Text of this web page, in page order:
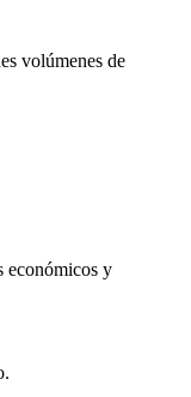
volúmenes de
económicos y